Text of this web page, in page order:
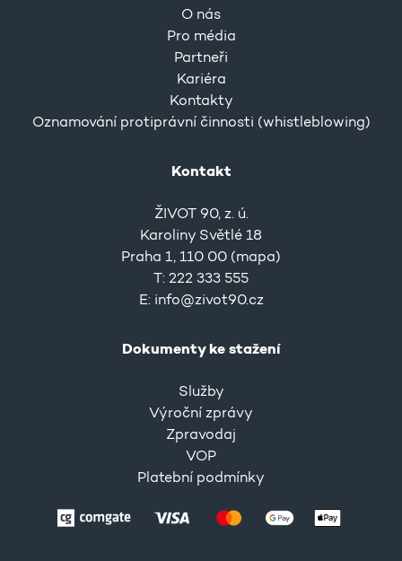
O nás
Pro média
Partneři
Kariéra
Kontakty
Oznamování protiprávní činnosti (whistleblowing)
Kontakt
ŽIVOT 90, z. ú.
Karoliny Světlé 18
Praha 1, 110 00 (mapa)
T: 222 333 555
E: info@zivot90.cz
Dokumenty ke stažení
Služby
Výroční zprávy
Zpravodaj
VOP
Platební podmínky